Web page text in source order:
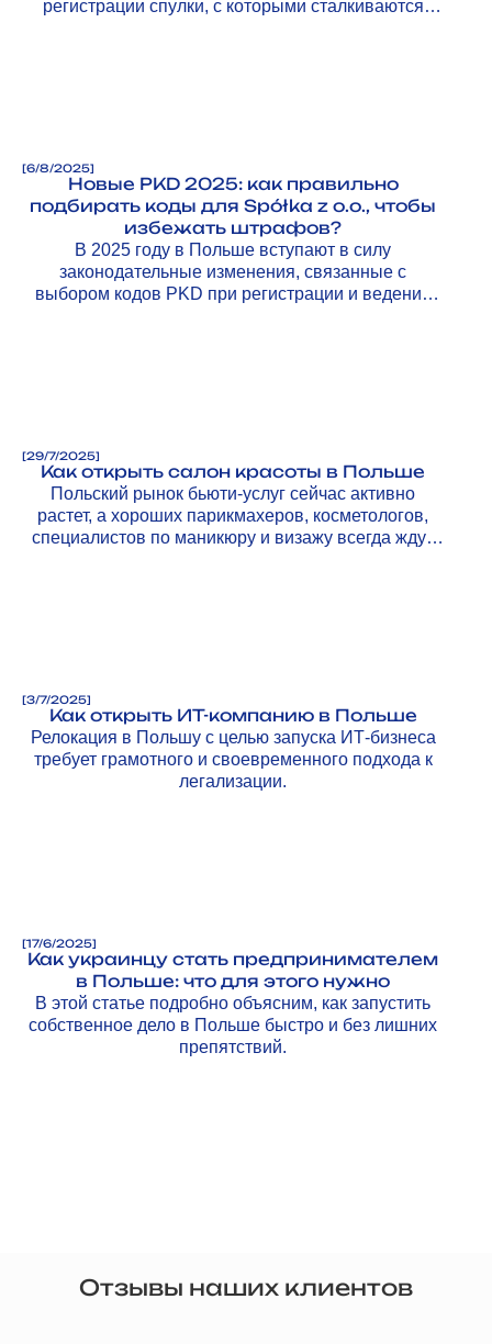
регистрации спулки, с которыми сталкиваются
[6/8/2025]
Новые PKD 2025: как правильно
подбирать коды для Spółka z o.o., чтобы
избежать штрафов?
В 2025 году в Польше вступают в силу
законодательные изменения, связанные с
выбором кодов PKD при регистрации и ведении
[29/7/2025]
Как открыть салон красоты в Польше
Польский рынок бьюти-услуг сейчас активно
растет, а хороших парикмахеров, косметологов,
специалистов по маникюру и визажу всегда ждут
[3/7/2025]
Как открыть ИТ-компанию в Польше
Релокация в Польшу с целью запуска ИТ-бизнеса
требует грамотного и своевременного подхода к
легализации.
[17/6/2025]
Как украинцу стать предпринимателем
в Польше: что для этого нужно
В этой статье подробно объясним, как запустить
собственное дело в Польше быстро и без лишних
препятствий.
Отзывы наших клиентов